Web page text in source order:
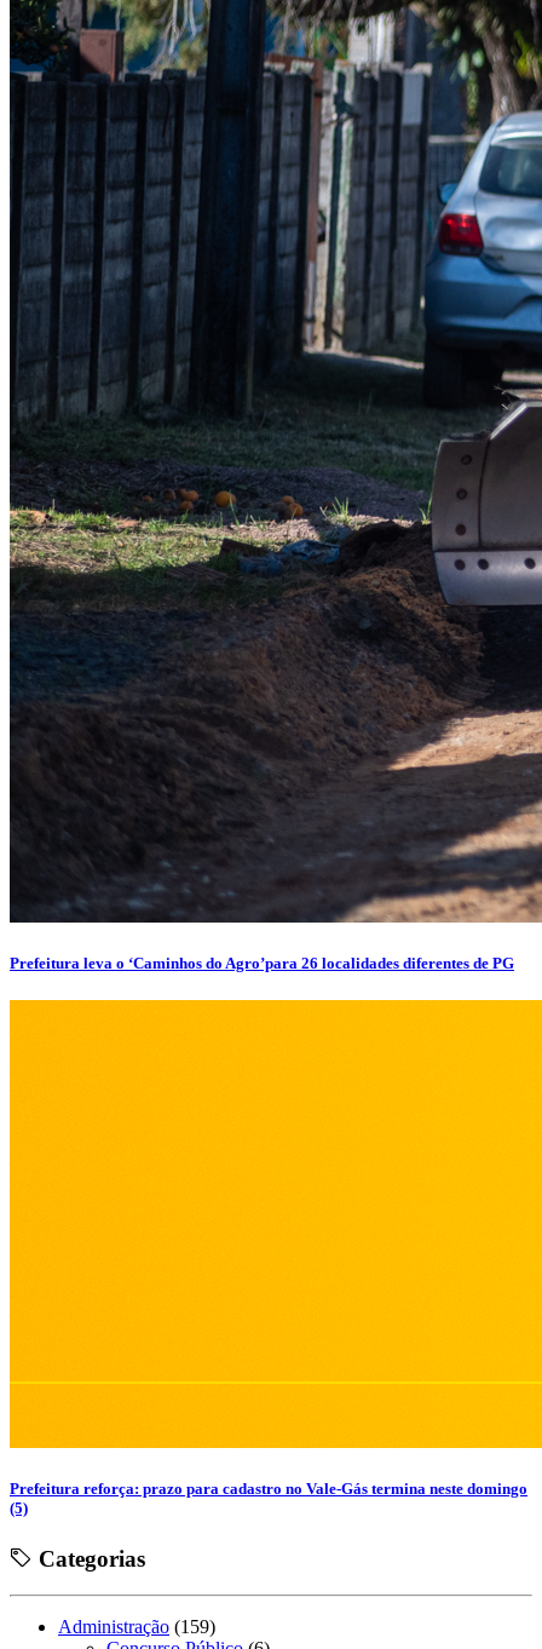
Prefeitura leva o ‘Caminhos do Agro’para 26 localidades diferentes de PG
Prefeitura reforça: prazo para cadastro no Vale-Gás termina neste domingo
(5)
Categorias
Administração (159)